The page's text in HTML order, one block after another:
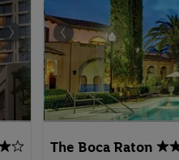
The Boca Raton